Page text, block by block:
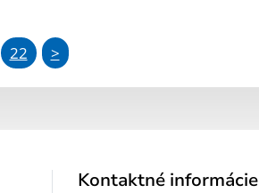
22 >
Kontaktné informácie